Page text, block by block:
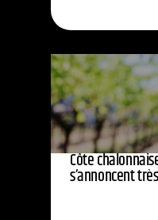
Côte
s’annoncent